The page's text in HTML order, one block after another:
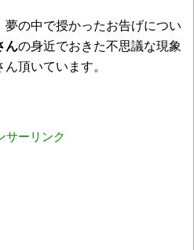
の中で授かったお告げについ
んの身近でおきた不思議な現象
頂いています。
サーリンク